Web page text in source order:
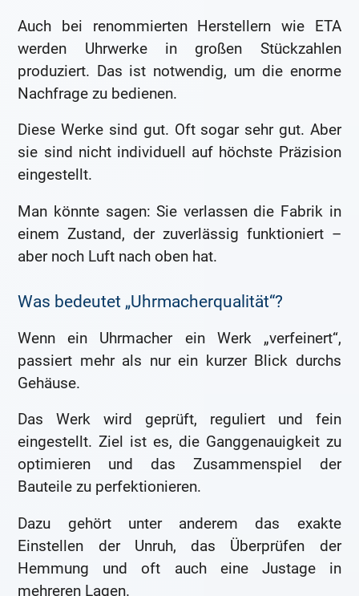
Auch bei renommierten Herstellern wie ETA
werden Uhrwerke in großen Stückzahlen
produziert. Das ist notwendig, um die enorme
Nachfrage zu bedienen.
Diese Werke sind gut. Oft sogar sehr gut. Aber
sie sind nicht individuell auf höchste Präzision
eingestellt.
Man könnte sagen: Sie verlassen die Fabrik in
einem Zustand, der zuverlässig funktioniert –
aber noch Luft nach oben hat.
Was bedeutet „Uhrmacherqualität“?
Wenn ein Uhrmacher ein Werk „verfeinert“,
passiert mehr als nur ein kurzer Blick durchs
Gehäuse.
Das Werk wird geprüft, reguliert und fein
eingestellt. Ziel ist es, die Ganggenauigkeit zu
optimieren und das Zusammenspiel der
Bauteile zu perfektionieren.
Dazu gehört unter anderem das exakte
Einstellen der Unruh, das Überprüfen der
Hemmung und oft auch eine Justage in
mehreren Lagen.